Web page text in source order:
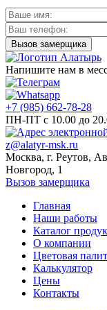
Напишите нам в
+7 (985) 662-78-28
ПН-ПТ с 10.00 до
z@alatyr-msk.ru
Москва, г. Реутов,
Новгород, 1
Вызов замерщика
Главная
Наши работы
Каталог
О компании
Цветовая
Калькулятор
Цены
Контакты